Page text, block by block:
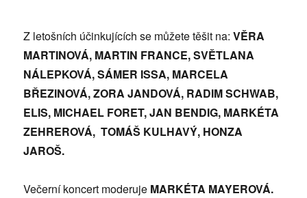
Z letošních účinkujících se můžete těšit na:VĚRA
MARTINOVÁ, MARTIN FRANCE, SVĚTLANA
NÁLEPKOVÁ, SÁMER ISSA, MARCELA
BŘEZINOVÁ, ZORA JANDOVÁ, RADIM SCHWAB,
ELIS, MICHAEL FORET, JAN BENDIG, MARKÉTA
ZEHREROVÁ, TOMÁŠ KULHAVÝ, HONZA
JAROŠ.
Večerní koncert moderuje MARKÉTA MAYEROVÁ.